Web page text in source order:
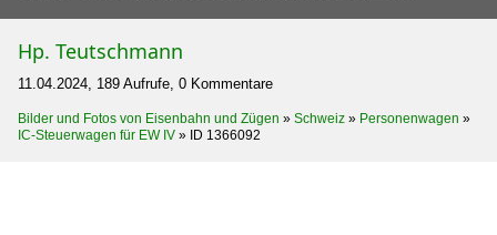
Hp. Teutschmann
11.04.2024, 189 Aufrufe, 0 Kommentare
Bilder und Fotos von Eisenbahn und Zügen » Schweiz » Personenwagen »
IC-Steuerwagen für EW IV » ID 1366092